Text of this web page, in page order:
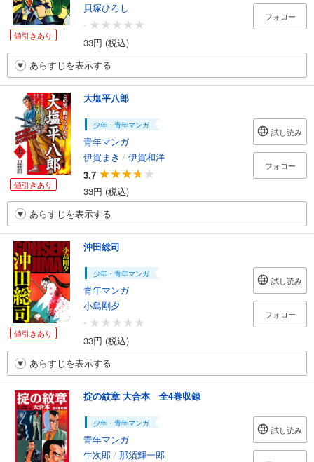
値引きあり
貝塚ひろし
-
33円 (税込)
フォロー
あらすじを表示する
値引きあり
大塩平八郎
少年・青年マンガ
青年マンガ
伊賀まき / 伊賀和洋
3.7
33円 (税込)
試し読み
フォロー
あらすじを表示する
値引きあり
沖田総司
少年・青年マンガ
青年マンガ
小島剛夕
-
33円 (税込)
試し読み
フォロー
あらすじを表示する
掟の紋章 大合本 全4巻収録
少年・青年マンガ
青年マンガ
牛次郎 / 那須輝一郎
試し読み